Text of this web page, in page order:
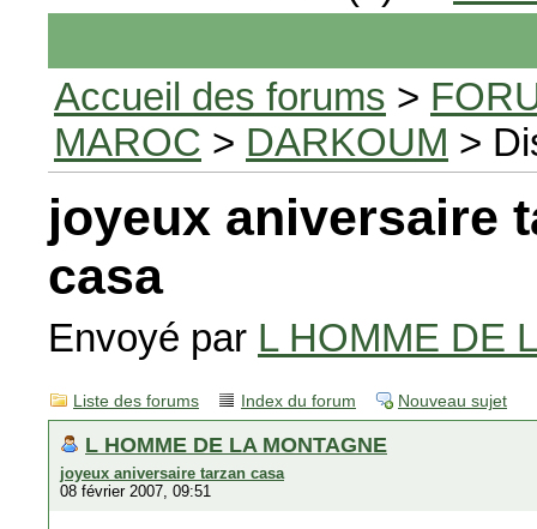
Accueil des forums >
MAROC > DARKOUM >
joyeux aniversaire
casa
Envoyé par L HOMME DE
Liste des forums Index du forum Nouveau sujet
L HOMME DE LA MONTAGNE
joyeux aniversaire tarzan casa
08 février 2007, 09:51